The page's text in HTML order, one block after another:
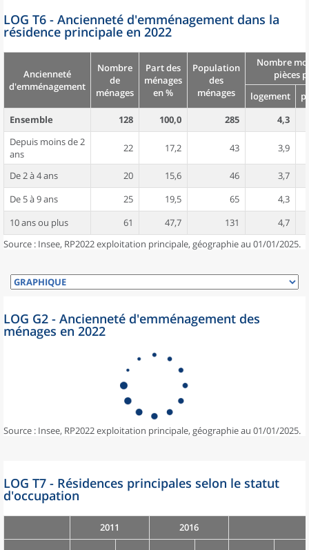
LOG T6 - Ancienneté d'emménagement dans la
résidence principale en 2022
Ancienneté
d'emménagement
Nombre
de
ménages
Part des
ménages
en %
Population
des
ménages
Nombre
pièces
logement
Ensemble
128 100,0 285
4,3
Depuis moins de 2
ans
22 17,2 43 3,9
De 2 à 4 ans 20 15,6 46
3,7
De 5 à 9 ans
25 19,5 65
4,3
10 ans ou plus
61 47,7 131
4,7
Source : Insee, RP2022 exploitation principale, géographie au 01/01/2025.
LOG G2 - Ancienneté d'emménagement des
ménages en 2022
Source : Insee, RP2022 exploitation principale, géographie au 01/01/2025.
LOG T7 - Résidences principales selon le statut
d'occupation
2011 2016